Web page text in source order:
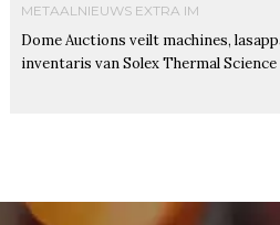
METAALNIEUWS EXTRA IM
Dome Auctions veilt machines,
inventaris van Solex Thermal Science